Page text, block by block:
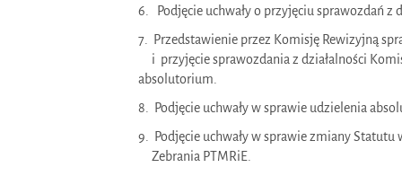
6. Podjęcie uchwały o przyjęciu sprawozdań z
7. Przedstawienie przez Komisję Rewizyjną
i przyjęcie sprawozdania z działalności
absolutorium.
8. Podjęcie uchwały w sprawie udzielenia
9. Podjęcie uchwały w sprawie zmiany
Zebrania PTMRiE.